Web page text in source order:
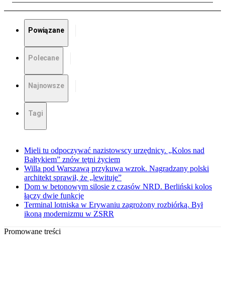
Powiązane
Polecane
Najnowsze
Tagi
Mieli tu odpoczywać nazistowscy urzędnicy. „Kolos nad
Bałtykiem” znów tętni życiem
Willa pod Warszawą przykuwa wzrok. Nagradzany polski
architekt sprawił, że „lewituje”
Dom w betonowym silosie z czasów NRD. Berliński kolos
łączy dwie funkcje
Terminal lotniska w Erywaniu zagrożony rozbiórką. Był
ikoną modernizmu w ZSRR
Promowane treści